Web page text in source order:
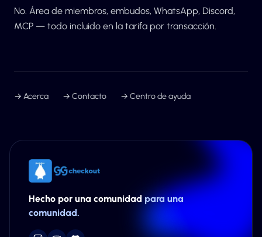
No. Área de miembros, embudos, WhatsApp, Discord,
MCP — todo incluido en la tarifa por transacción.
→ Acerca → Contacto → Centro de ayuda
Hecho por una comunidad para una
comunidad.